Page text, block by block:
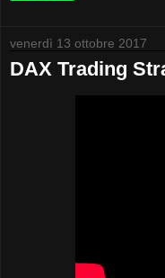
venerdì 13 ottobre 2017
DAX Trading